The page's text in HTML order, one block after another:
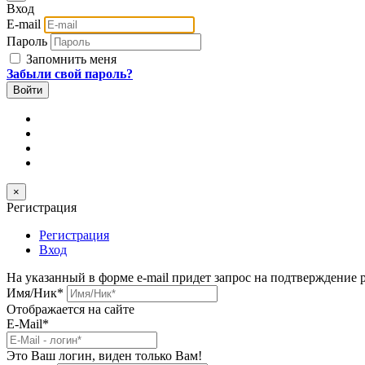
Вход
E-mail
Пароль
Запомнить меня
Забыли свой пароль?
×
Регистрация
Регистрация
Вход
На указанный в форме e-mail придет запрос на подтверждение
Имя/Ник*
Отображается на сайте
E-Mail*
Это Ваш логин, виден только Вам!